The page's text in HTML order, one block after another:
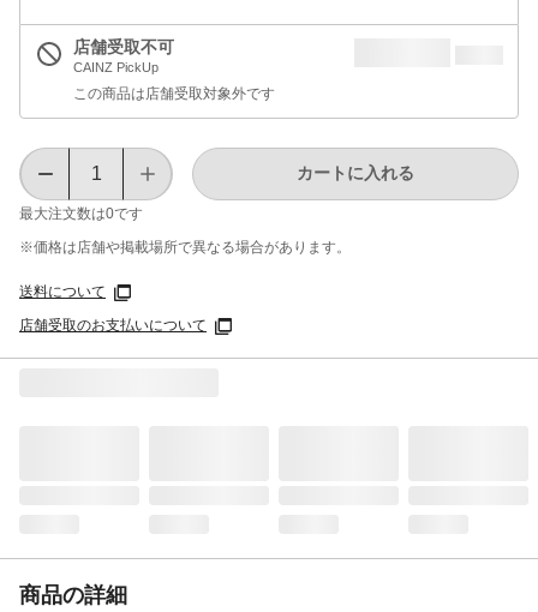
店舗受取不可
CAINZ PickUp
この商品は店舗受取対象外です
最大注文数は0です
カートに入れる
※価格は​店舗や​掲載場所で​異なる​場合が​あります。
送料について
店舗受取のお支払いについて
商品の詳細